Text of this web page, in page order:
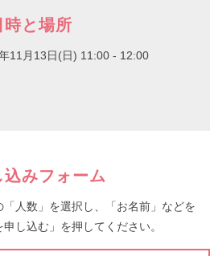
時と場所
11月13日(日) 11:00 - 12:00
込みフォーム
人数」を選択し、「お名前」などを
し込む」を押してください。